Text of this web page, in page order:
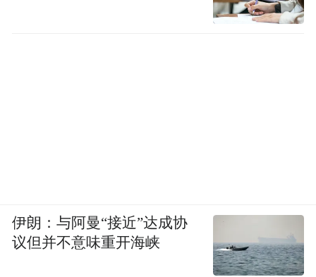
伊朗：与阿曼“接近”达成协
议但并不意味重开海峡